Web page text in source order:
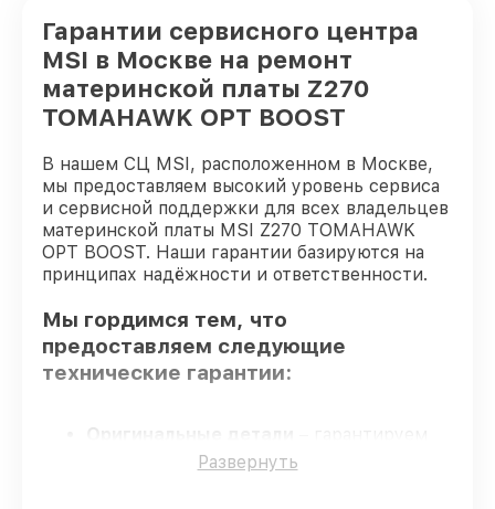
Гарантии сервисного центра
MSI в Москве на ремонт
материнской платы Z270
TOMAHAWK OPT BOOST
В нашем СЦ MSI, расположенном в Москве,
мы предоставляем высокий уровень сервиса
и сервисной поддержки для всех владельцев
материнской платы MSI Z270 TOMAHAWK
OPT BOOST. Наши гарантии базируются на
принципах надёжности и ответственности.
Мы гордимся тем, что
предоставляем следующие
технические гарантии:
Оригинальные детали
использование фирменных запчастей для
Развернуть